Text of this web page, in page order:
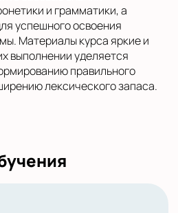
и грамматики, а
успешного освоения
Материалы курса яркие и
выполнении уделяется
правильного
лексического запаса.